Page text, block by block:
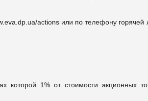
actions или по телефону горячей
которой 1% от стоимости акционных